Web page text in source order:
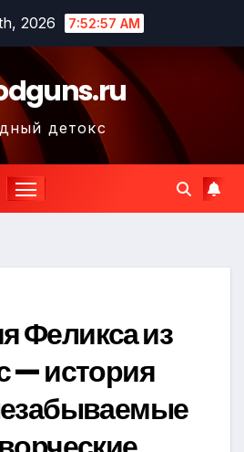
2026 7:52:58 AM
детокс
Феликса из
— история